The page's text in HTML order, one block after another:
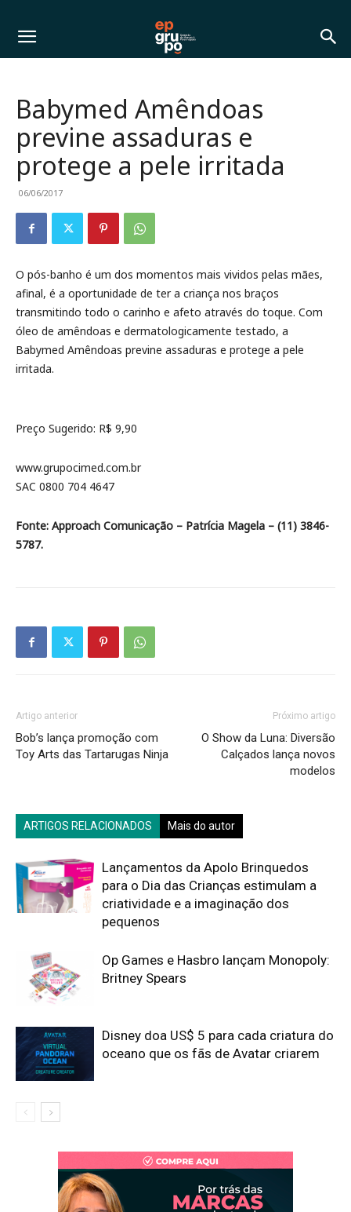
Babymed Amêndoas
previne assaduras e
protege a pele irritada
06/06/2017
O pós-banho é um dos momentos mais vividos pelas mães,
afinal, é a oportunidade de ter a criança nos braços
transmitindo todo o carinho e afeto através do toque. Com
óleo de amêndoas e dermatologicamente testado, a
Babymed Amêndoas previne assaduras e protege a pele
irritada.
Preço Sugerido: R$ 9,90
www.grupocimed.com.br
SAC 0800 704 4647
Fonte: Approach Comunicação – Patrícia Magela – (11) 3846-
5787.
Artigo anterior
Bob’s lança promoção com
Toy Arts das Tartarugas Ninja
Próximo artigo
O Show da Luna: Diversão
Calçados lança novos
modelos
ARTIGOS RELACIONADOS Mais do autor
Lançamentos da Apolo Brinquedos
para o Dia das Crianças estimulam a
criatividade e a imaginação dos
pequenos
Op Games e Hasbro lançam Monopoly:
Britney Spears
Disney doa US$ 5 para cada criatura do
oceano que os fãs de Avatar criarem